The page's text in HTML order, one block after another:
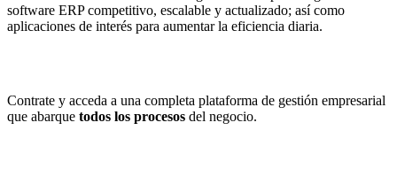
software ERP competitivo, escalable y actualizado; así como
aplicaciones de interés para aumentar la eficiencia diaria.
Contrate y acceda a una completa plataforma de gestión empresarial
que abarque todos los procesos del negocio.